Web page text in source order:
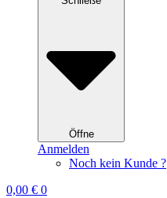
Öffne
Anmelden
Noch kein Kunde ?
0,00 € 0